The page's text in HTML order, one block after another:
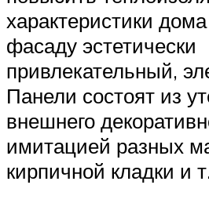
характеристики
фасаду эстетически
привлекательный,
Панели состоят из
внешнего
имитацией разных
кирпичной кладки и